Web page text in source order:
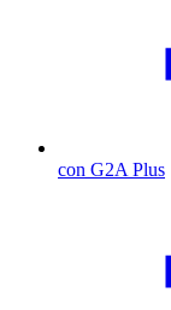
con G2A Plus